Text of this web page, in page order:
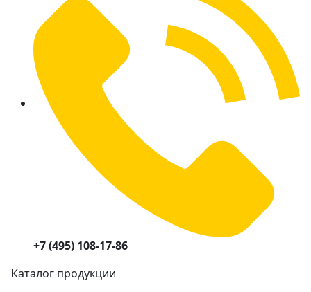
+7 (495) 108-17-86
Каталог продукции